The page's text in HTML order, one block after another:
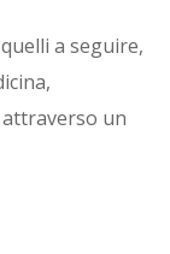
a seguire,
un